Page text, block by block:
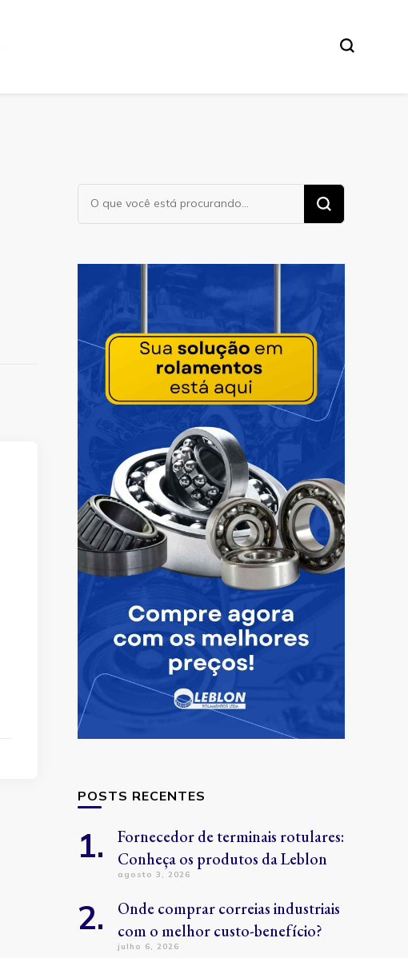
Procurando
algo?
POSTS RECENTES
Fornecedor de terminais rotulares:
Conheça os produtos da Leblon
agosto 3, 2026
Onde comprar correias industriais
com o melhor custo-benefício?
julho 6, 2026